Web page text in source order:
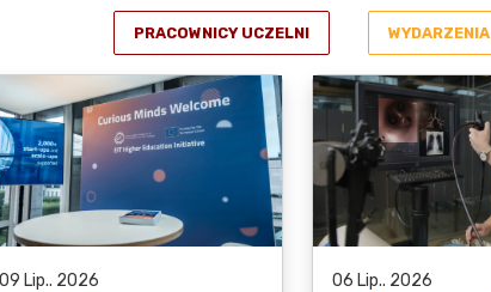
PRACOWNICY UCZELNI WYDARZENIA
09 Lip.. 2026 06 Lip.. 2026